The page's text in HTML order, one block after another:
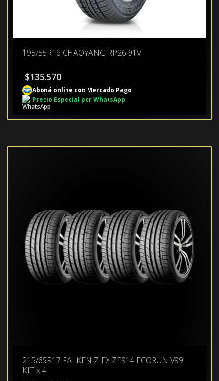
195/55R16 CHAOYANG RP26 91V
$135.570
Aboná online con Mercado Pago
Precio Especial por WhatsApp
215/65R17 FALKEN ZIEX ZE914 ECORUN V99
KIT x 4